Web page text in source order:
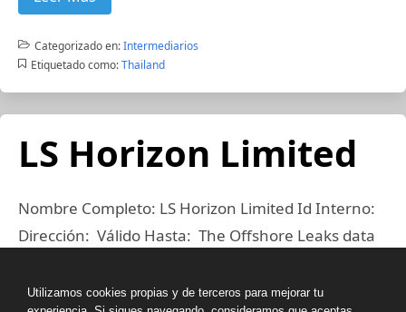
Categorizado en:Intermediarios
Etiquetado como: Thailand
LS Horizon Limited
Nombre Completo: LS Horizon Limited Id Interno:
Dirección: Válido Hasta: The Offshore Leaks data
País: Thailand Estado: Id Nodo: 293383 Id
Utilizamos cookies propias y de terceros para mejorar tu